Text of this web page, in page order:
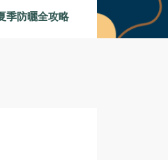
季防曬全攻略